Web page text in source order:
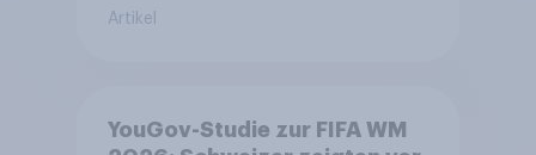
Artikel
YouGov-Studie zur FIFA WM